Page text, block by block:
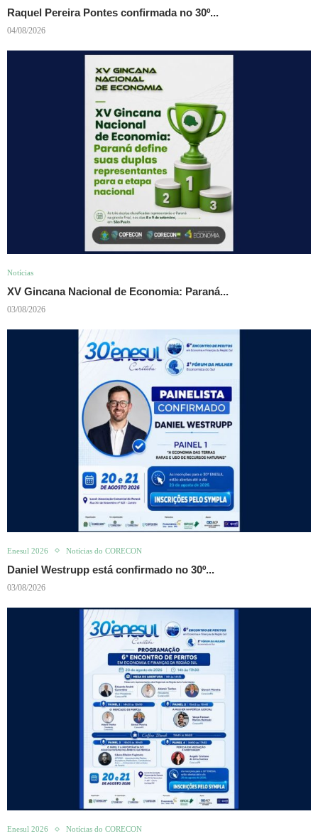
Raquel Pereira Pontes confirmada no 30º...
04/08/2026
Notícias
XV Gincana Nacional de Economia: Paraná...
03/08/2026
Enesul 2026 Notícias do CORECON
Daniel Westrupp está confirmado no 30º...
03/08/2026
Enesul 2026 Notícias do CORECON